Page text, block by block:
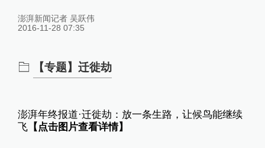
澎湃新闻记者 吴跃伟
2016-11-28 07:35
【专题】迁徙劫
澎湃年终报道·迁徙劫：放一条生路，让候鸟能继续
飞【点击图片查看详情】